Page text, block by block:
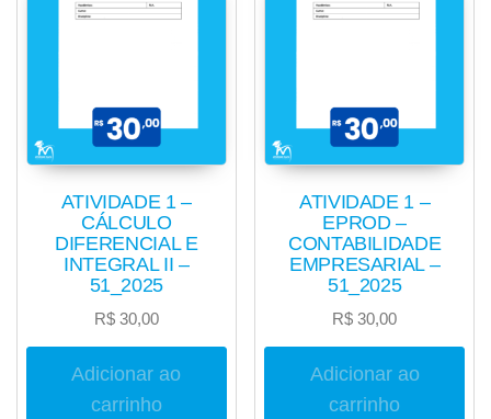
ATIVIDADE 1 –
CÁLCULO
DIFERENCIAL E
INTEGRAL II –
51_2025
R$30,00
Adicionar ao
carrinho
ATIVIDADE 1 –
EPROD –
CONTABILIDADE
EMPRESARIAL –
51_2025
R$ 30,00
Adicionar ao
carrinho